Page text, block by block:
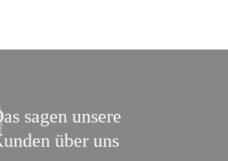
sagen unsere
über uns